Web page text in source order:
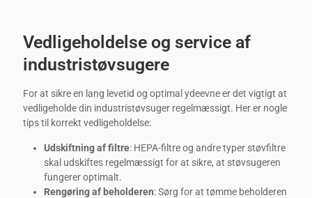
Vedligeholdelse og service af
industristøvsugere
For at sikre en lang levetid og optimal ydeevne er det vigtigt at
vedligeholde din industristøvsuger regelmæssigt. Her er nogle
tips til korrekt vedligeholdelse:
Udskiftning af filtre: HEPA-filtre og andre typer støvfiltre
skal udskiftes regelmæssigt for at sikre, at støvsugeren
fungerer optimalt.
Rengøring af beholderen: Sørg for at tømme beholderen